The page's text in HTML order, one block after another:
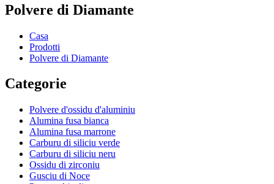
Polvere di Diamante
Casa
Prodotti
Polvere di Diamante
Categorie
Polvere d'ossidu d'aluminiu
Alumina fusa bianca
Alumina fusa marrone
Carburu di siliciu verde
Carburu di siliciu neru
Ossidu di zirconiu
Gusciu di Noce